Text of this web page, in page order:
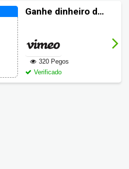
Ganhe dinheiro de
320 Pegos
Verificado